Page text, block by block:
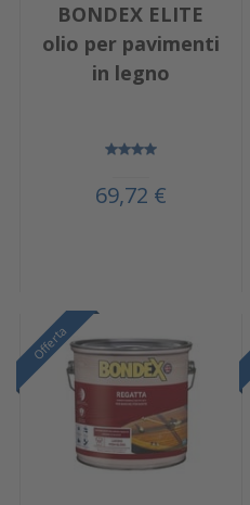
BONDEX ELITE
olio per pavimenti
in legno
69,72 €
Offerta